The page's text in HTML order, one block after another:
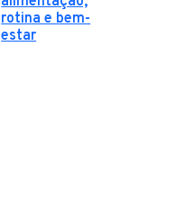
rotina e bem-
estar